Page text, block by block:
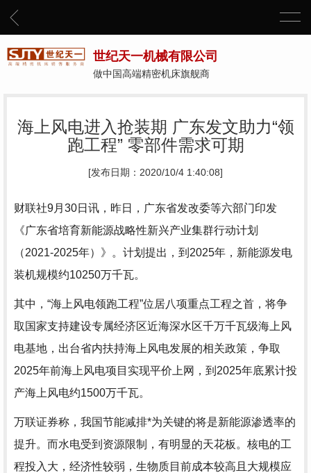
世纪天一机械有限公司
做中国高端精密机床旗舰商
海上风电进入抢装期 广东发文助力“领
跑工程” 零部件需求可期
[发布日期：2020/10/4 1:40:08]
财联社9月30日讯，昨日，广东省发改委等六部门印发
《广东省培育新能源战略性新兴产业集群行动计划
（2021-2025年）》。计划提出，到2025年，新能源发电
装机规模约10250万千瓦。
其中，“海上风电领跑工程”位居八项重点工程之首，将争
取国家支持建设专属经济区近海深水区千万千瓦级海上风
电基地，出台省内扶持海上风电发展的相关政策，争取
2025年前海上风电项目实现平价上网，到2025年底累计投
产海上风电约1500万千瓦。
万联证券称，我国节能减排*为关键的将是新能源渗透率的
提升。而水电受到资源限制，有明显的天花板。核电的工
程投入大，经济性较弱，生物质目前成本较高且大规模应